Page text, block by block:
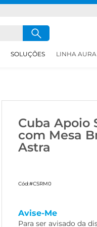
SOLUÇÕES LINHA AURA
Cuba Apoio
com Mesa
Astra
Cód:#CSRM0
Avise-Me
Para ser avisado da